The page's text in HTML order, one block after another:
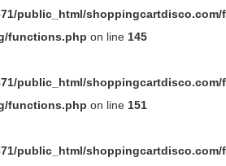
public_html/shoppingcartdisco.com/
functions.php on line 145
public_html/shoppingcartdisco.com/
functions.php on line 151
public_html/shoppingcartdisco.com/